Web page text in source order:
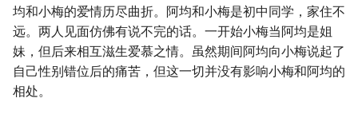
均和小梅的爱情历尽曲折。阿均和小梅是初中同学，家住不
远。两人见面仿佛有说不完的话。一开始小梅当阿均是姐
妹，但后来相互滋生爱慕之情。虽然期间阿均向小梅说起了
自己性别错位后的痛苦，但这一切并没有影响小梅和阿均的
相处。